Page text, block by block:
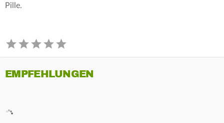
Pille.
EMPFEHLUNGEN